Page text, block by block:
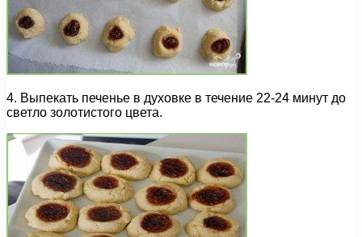
4. Выпекать печенье в духовке в течение 22-24 минут до
светло золотистого цвета.